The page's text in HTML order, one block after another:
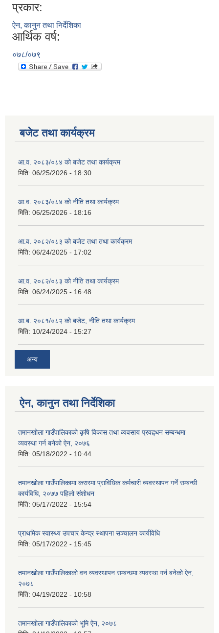
प्रकार:
ऐन, कानुन तथा निर्देशिका
आर्थिक वर्ष:
०७८/०७९
बजेट तथा कार्यक्रम
आ.व. २०८३/०८४ को बजेट तथा कार्यक्रम
मिति: 06/25/2026 - 18:30
आ.व. २०८३/०८४ को नीति तथा कार्यक्रम
मिति: 06/25/2026 - 18:16
आ.व. २०८२/०८३ को बजेट तथा तथा कार्यक्रम
मिति: 06/24/2025 - 17:02
आ.व. २०८२/०८३ को नीति तथा कार्यक्रम
मिति: 06/24/2025 - 16:48
आ.ब. २०८१/०८२ को बजेट, नीति तथा कार्यक्रम
मिति: 10/24/2024 - 15:27
अन्य
ऐन, कानुन तथा निर्देशिका
तमानखोला गाउँपालिकाको कृषि विकास तथा व्यवसाय प्रवद्र्धन सम्बन्धमा
व्यवस्था गर्न बनेको ऐन, २०७६
मिति: 05/18/2022 - 10:44
तमानखोला गाउँपालिकामा करारमा प्राविधिक कर्मचारी व्यवस्थापन गर्ने सम्बन्धी
कार्यविधि, २०७७ पहिलो संशोधन
मिति: 05/17/2022 - 15:54
प्राथमिक स्वास्थ्य उपचार केन्द्र स्थापना सञ्चालन कार्यविधि
मिति: 05/17/2022 - 15:45
तमानखोला गाउँपालिकाको वन व्यवस्थापन सम्बन्धमा व्यवस्था गर्न बनेको ऐन,
२०७८
मिति: 04/19/2022 - 10:58
तमानखोला गाउँपालिकाको भूमि ऐन, २०७८